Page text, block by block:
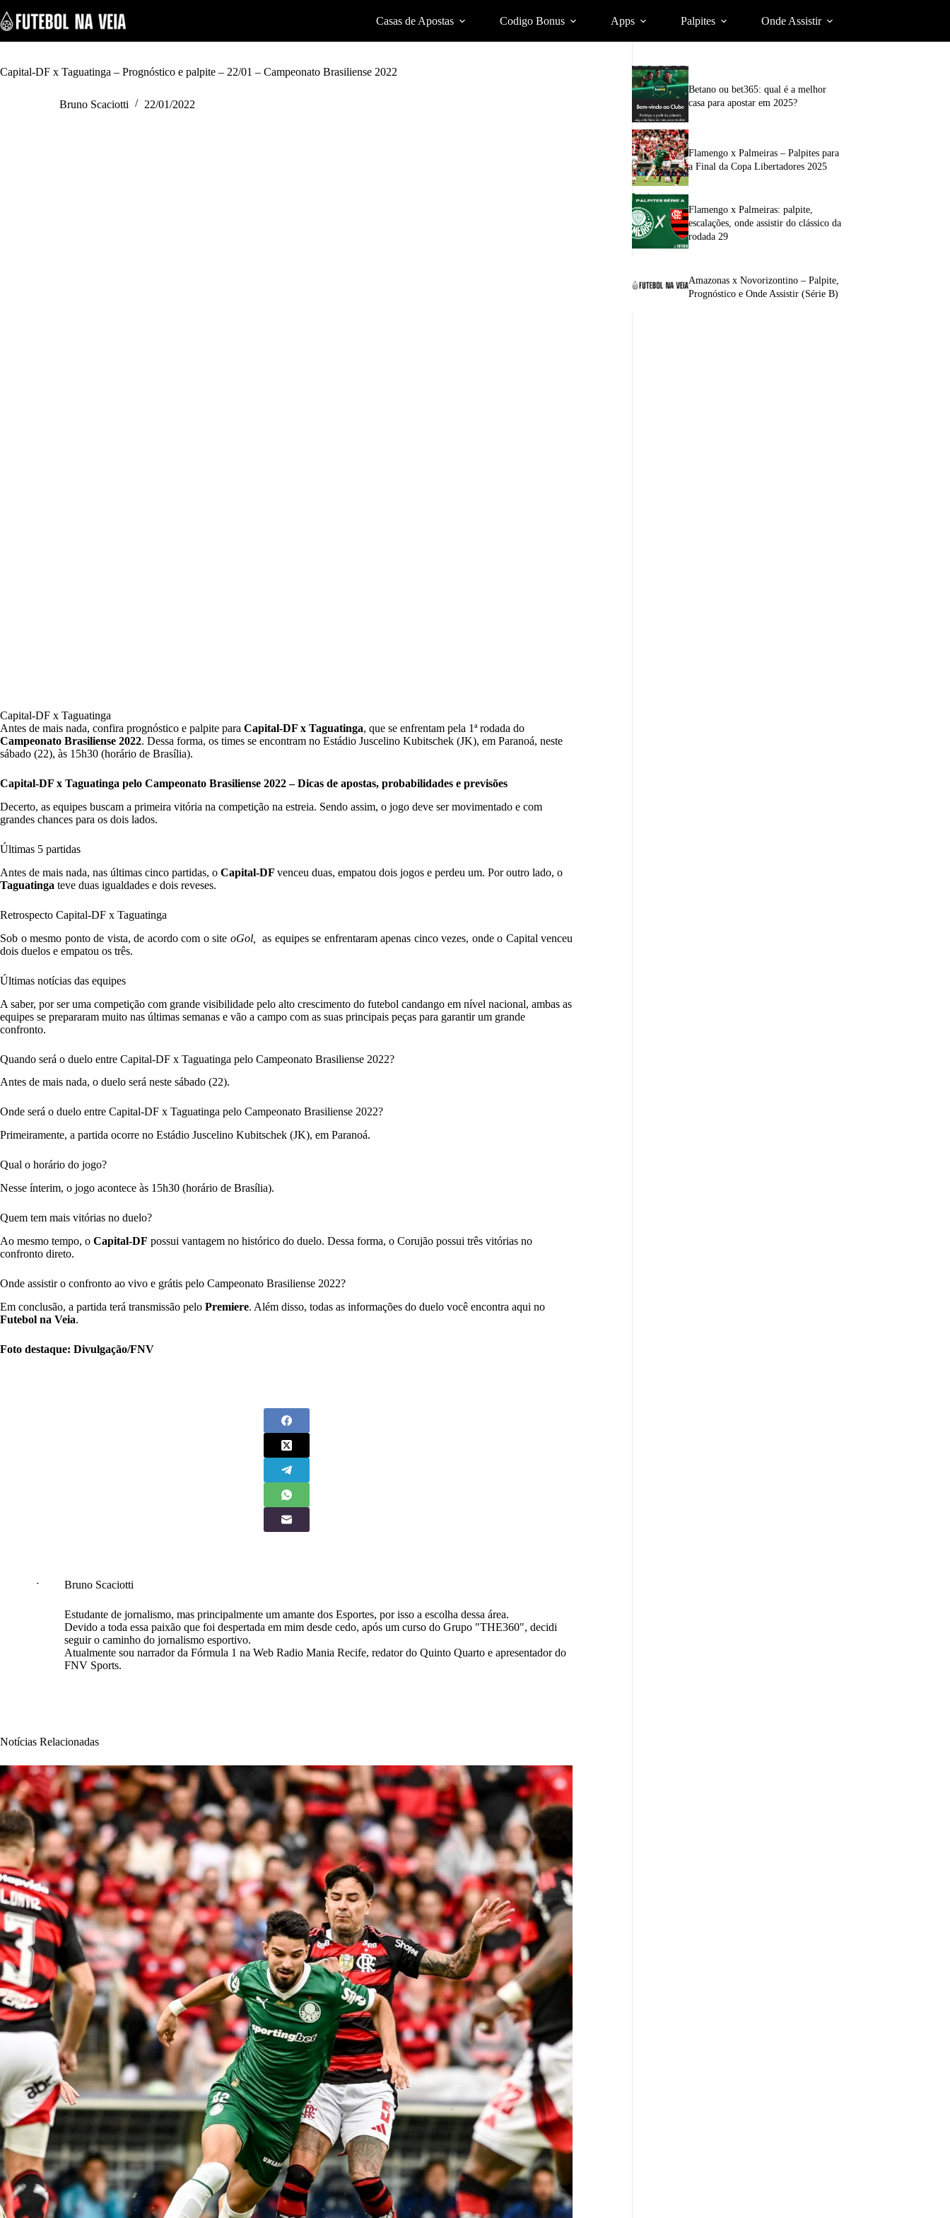
k
i
p
o
Casas de Apostas Codigo Bonus Apps Palpites Onde Assistir
Capital-DF x Taguatinga – Prognóstico e palpite – 22/01 – Campeonato Brasiliense 2022
Bruno Scaciotti 22/01/2022
Capital-DF x Taguatinga
Antes de mais nada, confira prognóstico e palpite para Capital-DF x Taguatinga, que se enfrentam pela 1ª rodada do
Campeonato Brasiliense 2022. Dessa forma, os times se encontram no Estádio Juscelino Kubitschek (JK), em Paranoá, neste
sábado (22), às 15h30 (horário de Brasília).
Capital-DF x Taguatinga pelo Campeonato Brasiliense 2022– Dicas de apostas, probabilidades e previsões
Decerto, as equipes buscam a primeira vitória na competição na estreia. Sendo assim, o jogo deve ser movimentado e com
grandes chances para os dois lados.
Últimas 5 partidas
Antes de mais nada, nas últimas cinco partidas, o Capital-DF venceu duas, empatou dois jogos e perdeu um. Por outro lado, o
Taguatinga teve duas igualdades e dois reveses.
Retrospecto Capital-DF x Taguatinga
Sob o mesmo ponto de vista, de acordo com o site oGol,
as equipes se enfrentaram apenas cinco vezes, onde o Capital venceu
dois duelos e empatou os três.
Últimas notícias das equipes
A saber, por ser uma competição com grande visibilidade pelo alto crescimento do futebol candango em nível nacional, ambas as
equipes se prepararam muito nas últimas semanas e vão a campo com as suas principais peças para garantir um grande
confronto.
Quando será o duelo entre Capital-DF x Taguatinga pelo Campeonato Brasiliense 2022?
Antes de mais nada, o duelo será neste sábado (22).
Onde será o duelo entre Capital-DF x Taguatinga pelo Campeonato Brasiliense 2022?
Primeiramente, a partida ocorre no Estádio Juscelino Kubitschek (JK), em Paranoá.
Qual o horário do jogo?
Nesse ínterim, o jogo acontece às 15h30 (horário de Brasília).
Quem tem mais vitórias no duelo?
Ao mesmo tempo, o Capital-DF possui vantagem no histórico do duelo. Dessa forma, o Corujão possui três vitórias no
confronto direto.
Onde assistir o confronto ao vivo e grátis pelo Campeonato Brasiliense 2022?
Em conclusão, a partida terá transmissão pelo Premiere. Além disso, todas as informações do duelo você encontra aqui no
Futebol na Veia.
Foto destaque: Divulgação/FNV
Bruno Scaciotti
Estudante de jornalismo, mas principalmente um amante dos Esportes, por isso a escolha dessa área.
Devido a toda essa paixão que foi despertada em mim desde cedo, após um curso do Grupo "THE360", decidi
seguir o caminho do jornalismo esportivo.
Atualmente sou narrador da Fórmula 1 na Web Radio Mania Recife, redator do Quinto Quarto e apresentador do
FNV Sports.
Notícias Relacionadas
Betano ou bet365: qual é a melhor
casa para apostar em 2025?
Flamengo x Palmeiras – Palpites para
a Final da Copa Libertadores 2025
Flamengo x Palmeiras: palpite,
escalações, onde assistir do clássico da
rodada 29
Amazonas x Novorizontino – Palpite,
Prognóstico e Onde Assistir (Série B)